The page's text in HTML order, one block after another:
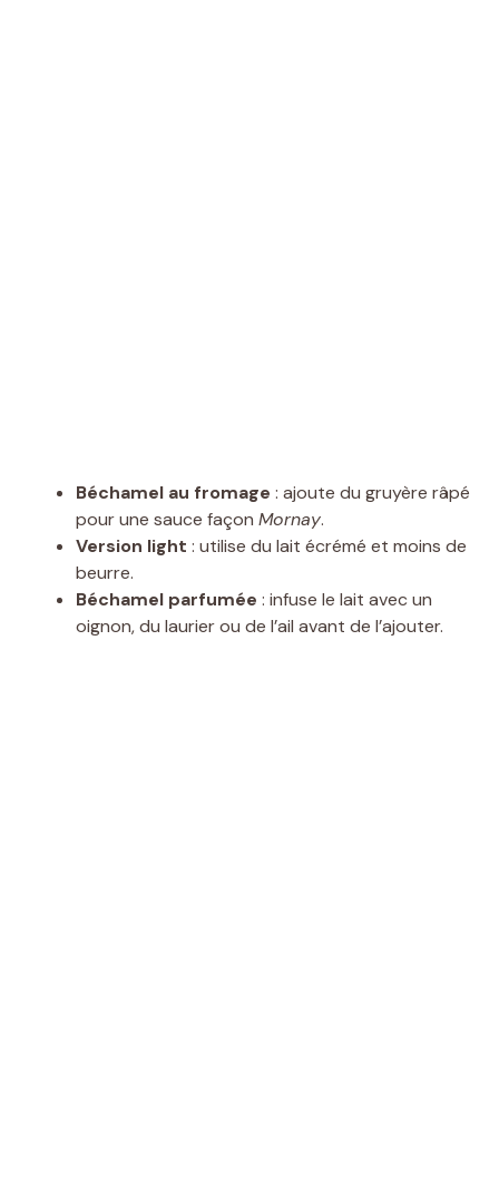
Béchamel au fromage : ajoute du gruyère râpé
pour une sauce façon Mornay.
Version light : utilise du lait écrémé et moins de
beurre.
Béchamel parfumée : infuse le lait avec un
oignon, du laurier ou de l’ail avant de l’ajouter.